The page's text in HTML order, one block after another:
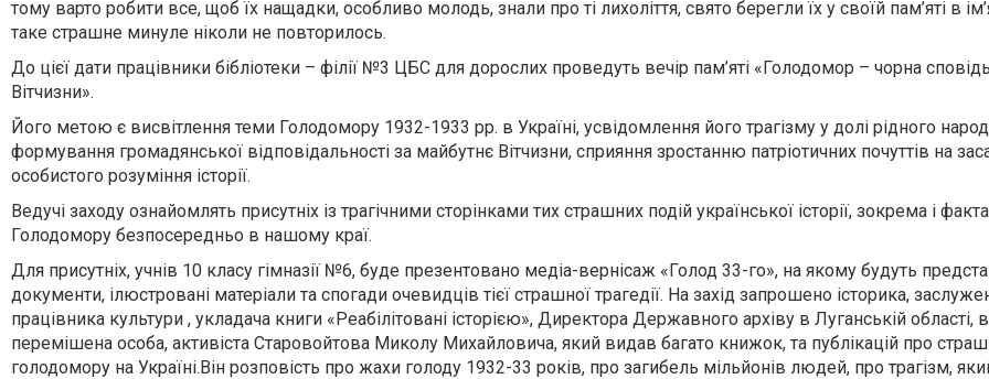
тому варто робити все, щоб їх нащадки, особливо молодь, знали про ті лихоліття, свято берегли їх у своїй пам’яті в
таке страшне минуле ніколи не повторилось.
До цієї дати працівники бібліотеки – філії №3 ЦБС для дорослих проведуть вечір пам’яті «Голодомор – чорна
Вітчизни».
Його метою є висвітлення теми Голодомору 1932-1933 рр. в Україні, усвідомлення його трагізму у долі рідного
формування громадянської відповідальності за майбутнє Вітчизни, сприяння зростанню патріотичних почуттів на
особистого розуміння історії.
Ведучі заходу ознайомлять присутніх із трагічними сторінками тих страшних подій української історії, зокрема і
Голодомору безпосередньо в нашому краї.
Для присутніх, учнів 10 класу гімназії №6, буде презентовано медіа-вернісаж «Голод 33-го», на якому будуть
документи, ілюстровані матеріали та спогади очевидців тієї страшної трагедії. На захід запрошено історика,
працівника культури , укладача книги «Реабілітовані історією», Директора Державного архіву в Луганській області,
перемішена особа, активіста Старовойтова Миколу Михайловича, який видав багато книжок, та публікацій про
голодомору на Україні.Він розповість про жахи голоду 1932-33 років, про загибель мільйонів людей, про трагізм,